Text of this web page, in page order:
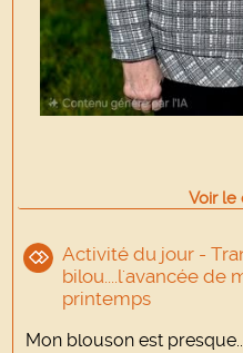
Voir le
Activité du jour -
bilou....l'avancée de
printemps
Mon blouson est